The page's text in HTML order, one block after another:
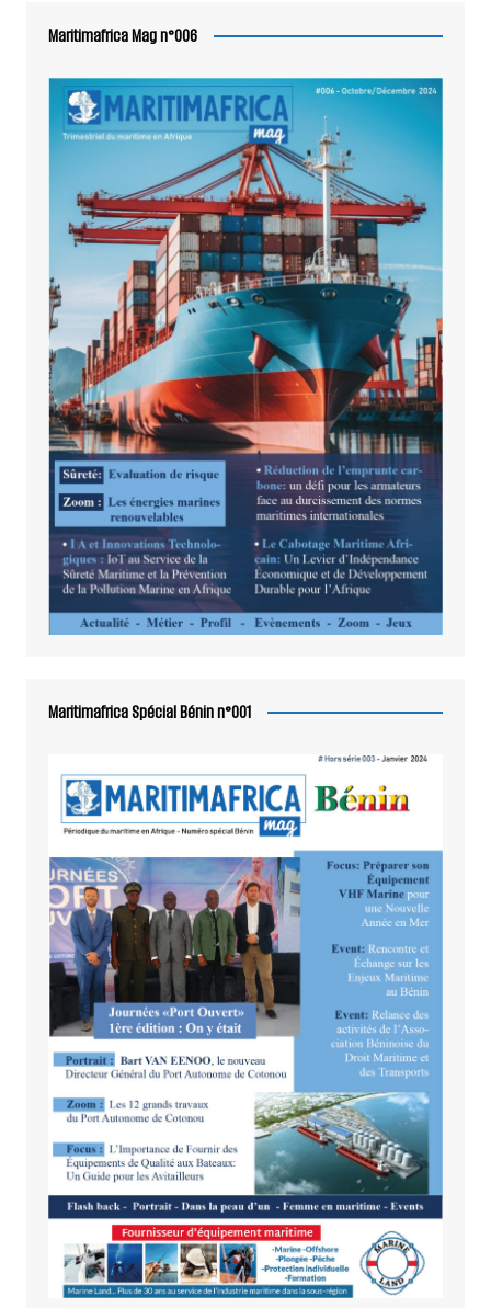
Maritimafrica Mag n°006
Maritimafrica Spécial Bénin n°001